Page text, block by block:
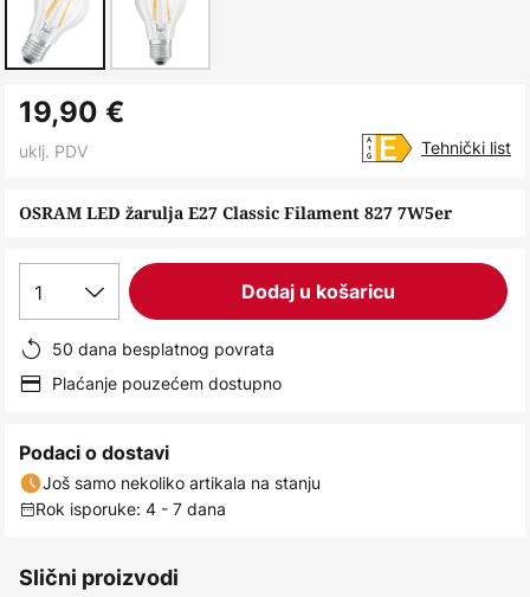
to
the
of
images
gallery
OSRAM LED žarulja E27 Classic Filament 827 7W5er
19,90 €
uklj. PDV Tehnički list
1 Dodaj u košaricu
50 dana besplatnog povrata
Plaćanje pouzećem dostupno
Podaci o dostavi
Još samo nekoliko artikala na stanju
Rok isporuke: 4 - 7 dana
Slični proizvodi